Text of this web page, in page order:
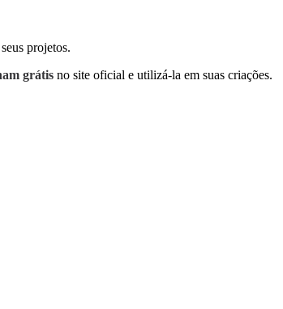
projetos.
grátis no site oficial e utilizá-la em suas criações.